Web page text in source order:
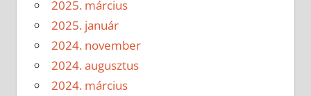
2025. március
2025. január
2024. november
2024. augusztus
2024. március